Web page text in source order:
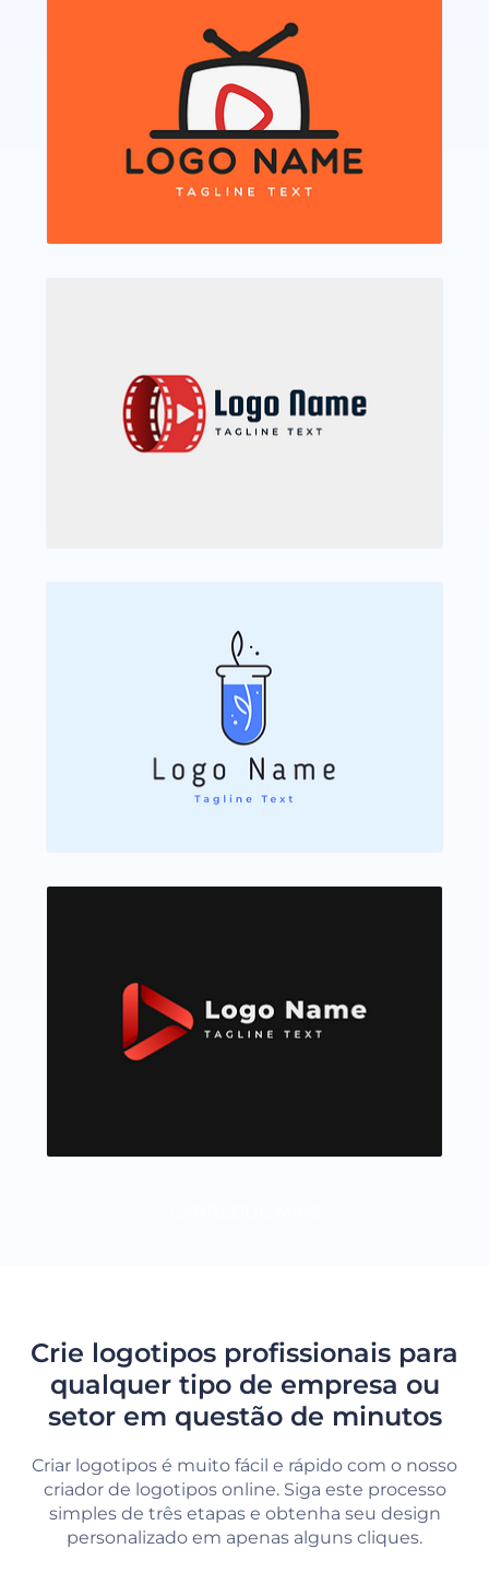
Crie logotipos profissionais para
qualquer tipo de empresa ou
setor em questão de minutos
Criar logotipos é muito fácil e rápido com o nosso
criador de logotipos online. Siga este processo
simples de três etapas e obtenha seu design
personalizado em apenas alguns cliques.